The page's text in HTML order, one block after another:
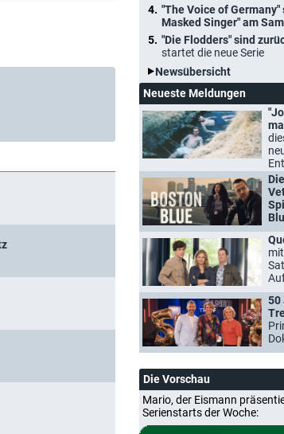
"The Voice of
Masked Singer" am
"Die Flodders" sind
startet die neue Serie
Newsübersicht
Neueste Meldungen
50
Die Vorschau
Mario, der Eismann
Serienstarts der Woche: